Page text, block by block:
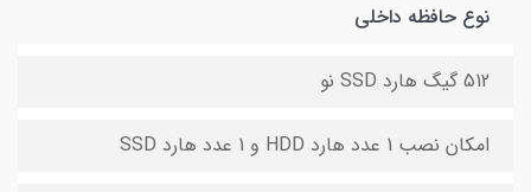
نوع حافظه داخلی
512 گیگ هارد SSD نو
امکان نصب 1 عدد هارد HDD و 1 عدد هارد SSD